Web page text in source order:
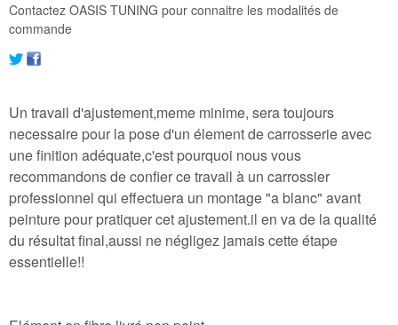
Contactez OASIS TUNING pour connaitre les modalités de
commande
Un travail d'ajustement,meme minime, sera toujours
necessaire pour la pose d'un élement de carrosserie avec
une finition adéquate,c'est pourquoi nous vous
recommandons de confier ce travail à un carrossier
professionnel qui effectuera un montage "a blanc" avant
peinture pour pratiquer cet ajustement.il en va de la qualité
du résultat final,aussi ne négligez jamais cette étape
essentielle!!